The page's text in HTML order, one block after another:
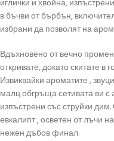
иглички и хвойна,
в бъчви от бърбън,
избрани да позволят на
Вдъхновено от вечно
откривате, докато скитате в
Извиквайки ароматите ,
малц обгръща сетивата ви
изпъстрени със струйки
евкалипт , осветен от лъчи
нежен дъбов финал.